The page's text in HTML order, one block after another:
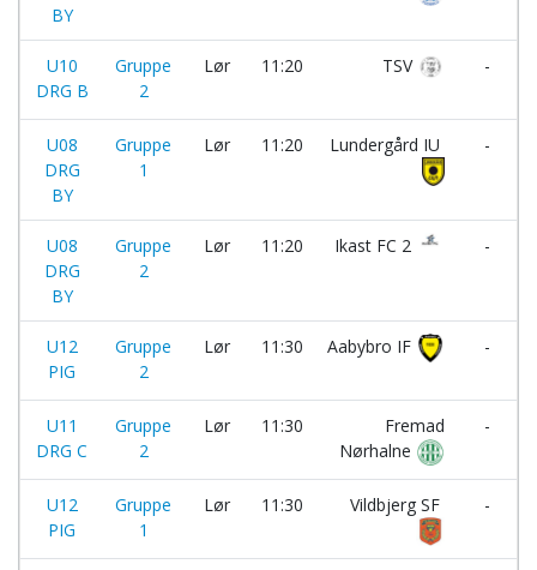
BY
U10
DRG B
Gruppe
2
Lør 11:20 TSV
-
U08
DRG
BY
Gruppe
1
Lør 11:20 Lundergård IU -
U08
DRG
BY
Gruppe
2
Lør 11:20 Ikast FC 2 -
U12
PIG
Gruppe
2
Lør 11:30 Aabybro IF
-
U11
DRG C
Gruppe
2
Lør 11:30
Fremad
Nørhalne
-
U12
PIG
Gruppe
1
Lør 11:30 Vildbjerg SF
-